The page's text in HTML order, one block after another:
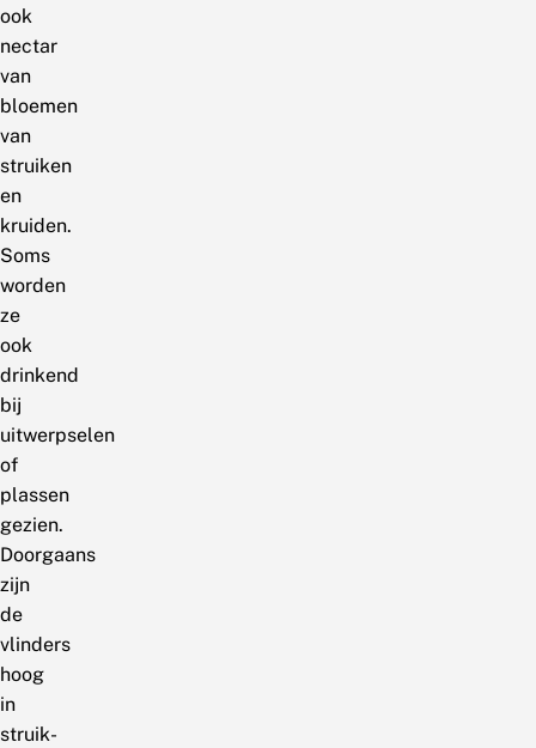
ook
nectar
van
bloemen
van
struiken
en
kruiden.
Soms
worden
ze
ook
drinkend
bij
uitwerpselen
of
plassen
gezien.
Doorgaans
zijn
de
vlinders
hoog
in
struik-